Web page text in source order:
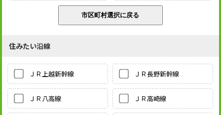
住みたい沿線
ＪＲ上越新幹線 ＪＲ長野新幹線
ＪＲ八高線 ＪＲ高崎線